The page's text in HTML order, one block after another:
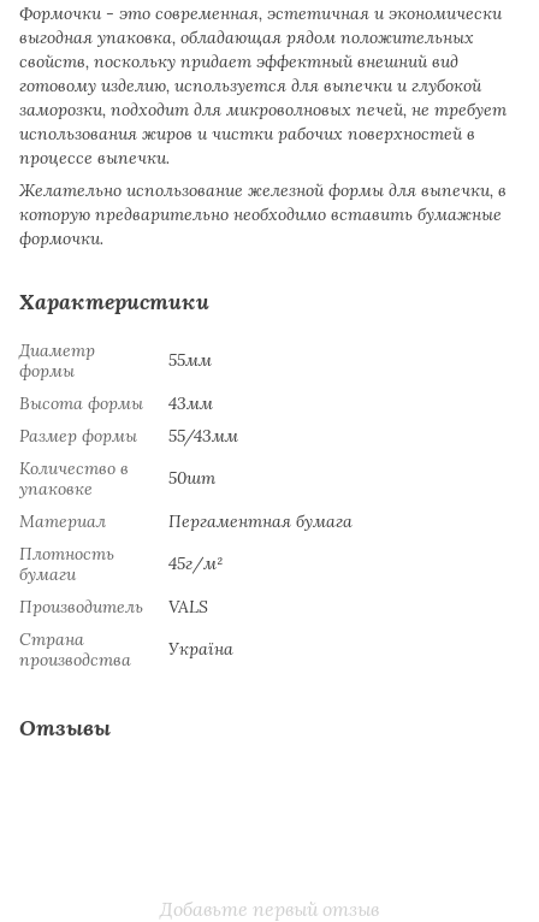
Формочки - это современная, эстетичная и экономически
выгодная упаковка, обладающая рядом положительных
свойств, поскольку придает эффектный внешний вид
готовому изделию, используется для выпечки и глубокой
заморозки, подходит для микроволновых печей, не требует
использования жиров и чистки рабочих поверхностей в
процессе выпечки.
Желательно использование железной формы для выпечки, в
которую предварительно необходимо вставить бумажные
формочки.
Характеристики
Диаметр
формы
55мм
Высота формы
43мм
Размер формы
55/43мм
Количество в
упаковке
50шт
Материал
Пергаментная бумага
Плотность
бумаги
45г/м²
Производитель
VALS
Страна
производства
Україна
Отзывы
Добавьте первый отзыв